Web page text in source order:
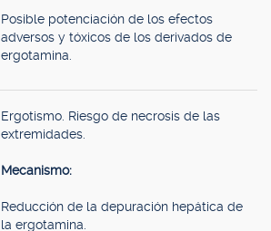
Posible potenciación de los efectos
adversos y tóxicos de los derivados de
ergotamina.
Ergotismo. Riesgo de necrosis de las
extremidades.
Mecanismo:
Reducción de la depuración hepática de
la ergotamina.